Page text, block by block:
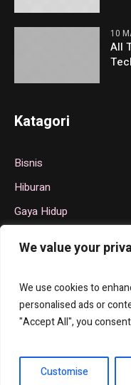
We value your
We use cookies to
personalised ads or
"Accept All", you
Customise
10
All
Katagori
Bisnis
Hiburan
Gaya Hidup
Olahraga
Tentang Kami